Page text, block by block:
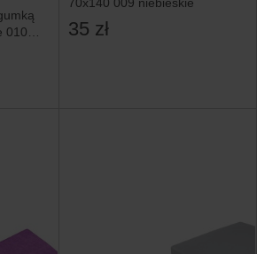
010
35 zł